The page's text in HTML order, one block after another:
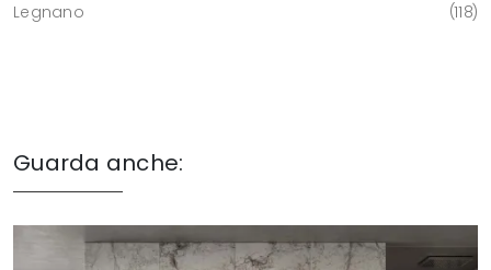
Legnano
118
Guarda anche: